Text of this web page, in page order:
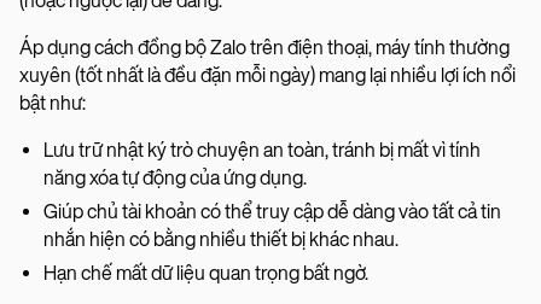
Áp dụng cách đồng bộ Zalo trên điện thoại, máy tính thường
xuyên (tốt nhất là đều đặn mỗi ngày) mang lại nhiều lợi ích nổi
bật như:
Lưu trữ nhật ký trò chuyện an toàn, tránh bị mất vì tính
năng xóa tự động của ứng dụng.
Giúp chủ tài khoản có thể truy cập dễ dàng vào tất cả tin
nhắn hiện có bằng nhiều thiết bị khác nhau.
Hạn chế mất dữ liệu quan trọng bất ngờ.